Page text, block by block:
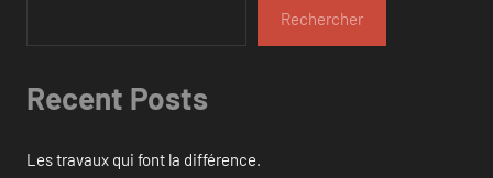
Rechercher
Recent Posts
Les travaux qui font la différence.